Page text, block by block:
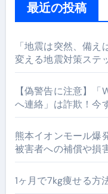
最近の投稿
「地震は突然、備
変える地震対策ステ
【偽警告に注意】
へ連絡」は詐欺！今
熊本イオンモール爆
被害者への補償や損
1ヶ月で7kg痩せる